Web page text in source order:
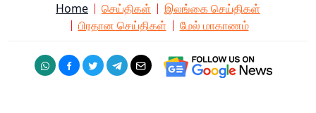
Home செய்திகள்
இலங்கை செய்திகள்
பிரதான செய்திகள்
மேல் மாகாணம்